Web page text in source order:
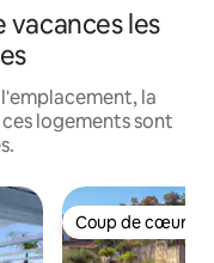
vacances les
la
logements sont
aimésCoup de cœur
Coup de cœur